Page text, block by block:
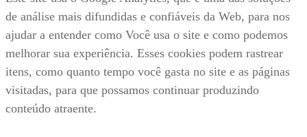
de análise mais difundidas e confiáveis da Web, para nos
ajudar a entender como Você usa o site e como podemos
melhorar sua experiência. Esses cookies podem rastrear
itens, como quanto tempo você gasta no site e as páginas
visitadas, para que possamos continuar produzindo
conteúdo atraente.